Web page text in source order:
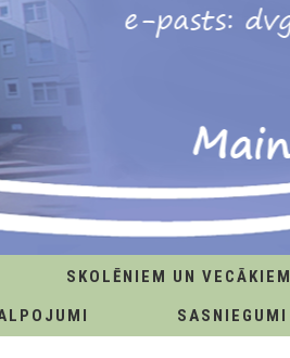
SKOLĒNIEM UN VECĀKIEM
SASNIEGUMI